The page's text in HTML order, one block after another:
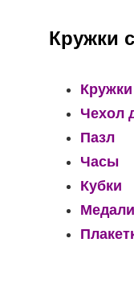
Кружки
Кружки
Чехол
Пазл
Часы
Кубки
Медали